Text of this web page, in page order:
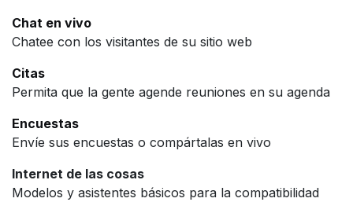
Chat en vivo
Chatee con los visitantes de su sitio web
Citas
Permita que la gente agende reuniones en su agenda
Encuestas
Envíe sus encuestas o compártalas en vivo
Internet de las cosas
Modelos y asistentes básicos para la compatibilidad